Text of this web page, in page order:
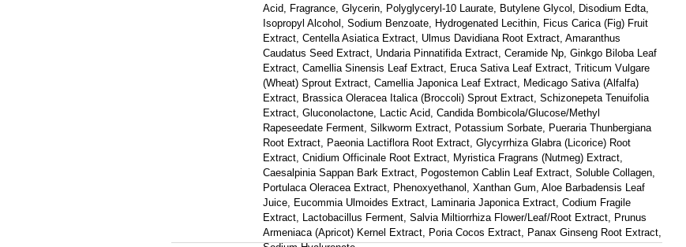
Acid, Fragrance, Glycerin, Polyglyceryl-10 Laurate, Butylene Glycol, Disodium Edta,
Isopropyl Alcohol, Sodium Benzoate, Hydrogenated Lecithin, Ficus Carica (Fig) Fruit
Extract, Centella Asiatica Extract, Ulmus Davidiana Root Extract, Amaranthus
Caudatus Seed Extract, Undaria Pinnatifida Extract, Ceramide Np, Ginkgo Biloba Leaf
Extract, Camellia Sinensis Leaf Extract, Eruca Sativa Leaf Extract, Triticum Vulgare
(Wheat) Sprout Extract, Camellia Japonica Leaf Extract, Medicago Sativa (Alfalfa)
Extract, Brassica Oleracea Italica (Broccoli) Sprout Extract, Schizonepeta Tenuifolia
Extract, Gluconolactone, Lactic Acid, Candida Bombicola/Glucose/Methyl
Rapeseedate Ferment, Silkworm Extract, Potassium Sorbate, Pueraria Thunbergiana
Root Extract, Paeonia Lactiflora Root Extract, Glycyrrhiza Glabra (Licorice) Root
Extract, Cnidium Officinale Root Extract, Myristica Fragrans (Nutmeg) Extract,
Caesalpinia Sappan Bark Extract, Pogostemon Cablin Leaf Extract, Soluble Collagen,
Portulaca Oleracea Extract, Phenoxyethanol, Xanthan Gum, Aloe Barbadensis Leaf
Juice, Eucommia Ulmoides Extract, Laminaria Japonica Extract, Codium Fragile
Extract, Lactobacillus Ferment, Salvia Miltiorrhiza Flower/Leaf/Root Extract, Prunus
Armeniaca (Apricot) Kernel Extract, Poria Cocos Extract, Panax Ginseng Root Extract,